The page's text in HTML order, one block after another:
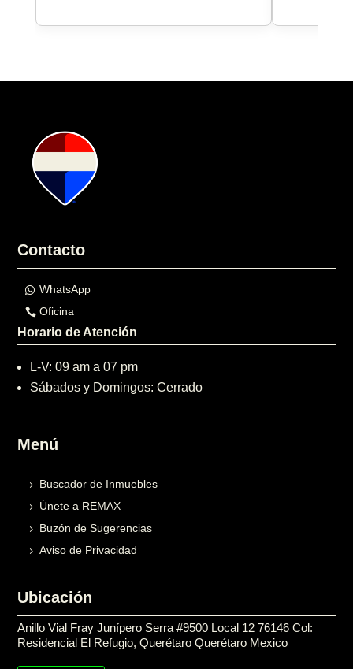
Contacto
WhatsApp
Oficina
Horario de Atención
L-V: 09 am a 07 pm
Sábados y Domingos: Cerrado
Menú
Buscador de Inmuebles
Únete a REMAX
Buzón de Sugerencias
Aviso de Privacidad
Ubicación
Anillo Vial Fray Junípero Serra #9500 Local 12 76146 Col:
Residencial El Refugio, Querétaro Querétaro Mexico